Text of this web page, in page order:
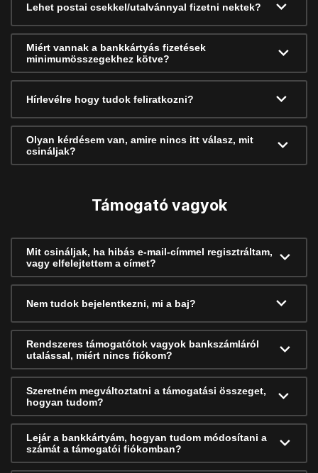
Lehet postai csekkel/utalvánnyal fizetni nektek?
Miért vannak a bankkártyás fizetések
minimumösszegekhez kötve?
Hírlevélre hogy tudok feliratkozni?
Olyan kérdésem van, amire nincs itt válasz, mit
csináljak?
Támogató vagyok
Mit csináljak, ha hibás e-mail-címmel regisztráltam,
vagy elfelejtettem a címet?
Nem tudok bejelentkezni, mi a baj?
Rendszeres támogatótok vagyok bankszámláról
utalással, miért nincs fiókom?
Szeretném megváltoztatni a támogatási összeget,
hogyan tudom?
Lejár a bankkártyám, hogyan tudom módosítani a
számát a támogatói fiókomban?